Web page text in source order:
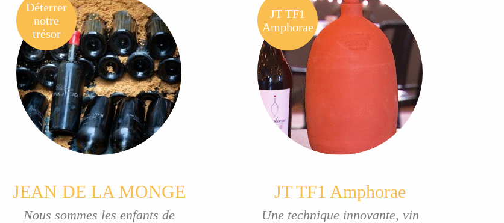
Déterrer
notre
trésor
JEAN DE LA MONGE
Nous sommes les enfants de
JT TF1
Amphorae
JT TF1 Amphorae
Une technique innovante, vin